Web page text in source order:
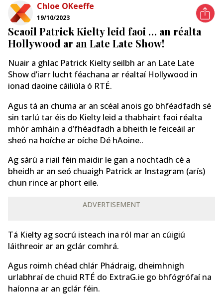
Chloe OKeeffe
19/10/2023
Scaoil Patrick Kielty leid faoi … an réalta
Hollywood ar an Late Late Show!
Nuair a ghlac Patrick Kielty seilbh ar an Late Late
Show d’iarr lucht féachana ar réaltaí Hollywood in
ionad daoine cáiliúla ó RTÉ.
Agus tá an chuma ar an scéal anois go bhféadfadh sé
sin tarlú tar éis do Kielty leid a thabhairt faoi réalta
mhór amháin a d’fhéadfadh a bheith le feiceáil ar
sheó na hoíche ar oíche Dé hAoine..
Ag sárú a riail féin maidir le gan a nochtadh cé a
bheidh ar an seó chuaigh Patrick ar Instagram (arís)
chun rince ar phort eile.
ADVERTISEMENT
Tá Kielty ag socrú isteach ina ról mar an cúigiú
láithreoir ar an gclár comhrá.
Agus roimh chéad chlár Phádraig, dheimhnigh
urlabhraí de chuid RTÉ do ExtraG.ie go bhfógrófaí na
haíonna ar an gclár féin.